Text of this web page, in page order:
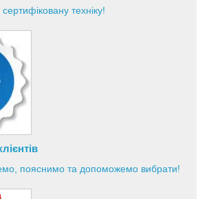
техніку!
пояснимо та допоможемо вибрати!